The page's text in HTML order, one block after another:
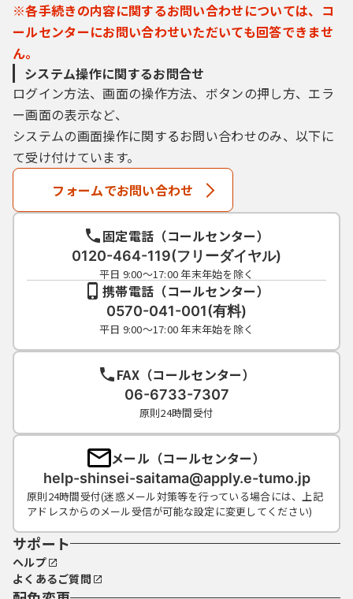
利用者登録を行うことができるものとしま
す。
（１）利用者登録を行う際は、利用者ＩＤ、
パスワード、氏名、住所、その他の必要な事
（２）住所、氏名、メールアドレス等に変更
があった場合は変更手続を行ってください。
（３）本システムは、利用者が登録したメー
ルアドレスへＵＲＬを送信します。利用者
は、メールに記載されているＵＲＬにアクセ
スすることで、本登録を行います。
（４）利用者登録にて登録された情報は、構
成団体にて管理されます。
（５）利用者は、登録した利用者情報を使用
しなくなった場合に削除をすることができま
４ 利用者ＩＤ・パスワード等の管理
利用者は、次の事項をご確認ください。
びパスワード（申請データ用）は、他者に知
られないように管理してください。
（２）他者からのパスワード等の照会には応
じないでください。
（３）安全性をより高めるため、パスワード
は、定期的に変更してください。
（４）利用者ＩＤ、パスワードは、再発行し
ません。なお、利用者ＩＤ、パスワードを紛
失し、盗難に遭い、又は不正使用されたこと
※各手続きの内容に関するお問い合わせについては、コ
ールセンターにお問い合わせいただいても回答できませ
ん。
システム操作に関するお問合せ
ログイン方法、画面の操作方法、ボタンの押し方、エラ
ー画面の表示など、
システムの画面操作に関するお問い合わせのみ、以下に
て受け付けています。
フォームでお問い合わせ
固定電話（コールセンター）
0120-464-119(フリーダイヤル)
平日 9:00～17:00 年末年始を除く
携帯電話（コールセンター）
0570-041-001(有料)
平日 9:00～17:00 年末年始を除く
FAX（コールセンター）
06-6733-7307
原則24時間受付
メール（コールセンター）
help-shinsei-saitama@apply.e-tumo.jp
原則24時間受付(迷惑メール対策等を行っている場合には、上記
アドレスからのメール受信が可能な設定に変更してください)
サポート
ヘルプ
よくあるご質問